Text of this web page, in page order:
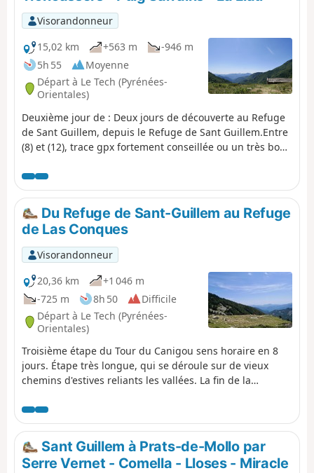
Refuge de Sant Guillem.De vastes paysages, ce premier
jour de randonnée découverte.
Visorandonneur
15,02 km
+563 m
-946 m
5h 55
Moyenne
Départ à Le Tech (Pyrénées-
Orientales)
Deuxième jour de : Deux jours de découverte au Refuge
de Sant Guillem, depuis le Refuge de Sant Guillem.Entre
(8) et (12), trace gpx fortement conseillée ou un très bon
très bon état. Constat fin juillet 2023.Coll de Serre Vernet
par un magnifique chemin en balcon en très bon état.
Idem pour le Puig dels sarraïns.Retour au refuge par un
beau chemin, puis de belles piste agréables, en sous-
bois.Après une pause au refuge, retour classique
jusqu'au parking de La Llau.
Du Refuge de Sant-Guillem au Refuge
de Las Conques
Visorandonneur
20,36 km
+1 046 m
-725 m
8h 50
Difficile
Départ à Le Tech (Pyrénées-
Orientales)
Troisième étape du Tour du Canigou sens horaire en 8
jours. Étape très longue, qui se déroule sur de vieux
chemins d'estives reliants les vallées. La fin de la
un bout de route, ce qui, somme toute, repose de cette
longue journée et permet d’admirer un très beau
paysage préservé.
Sant Guillem à Prats-de-Mollo par
Serre Vernet - Comella - Lloses - Miracle